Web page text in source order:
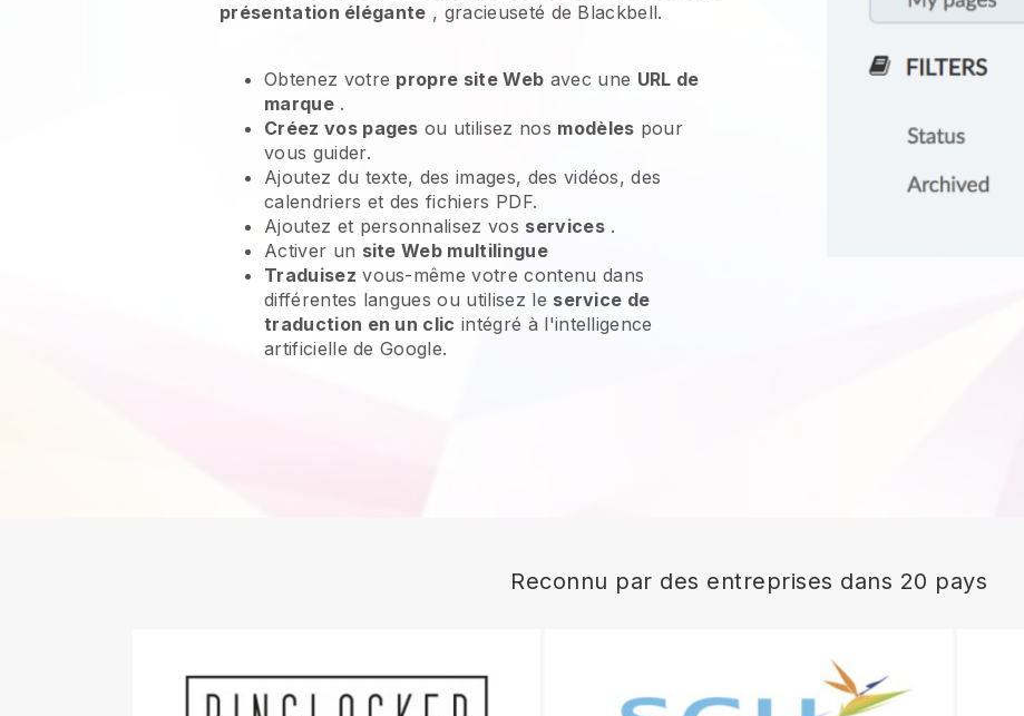
présentation élégante , gracieuseté de Blackbell.
Obtenez votre propre site Web avec une URL de
marque.
Créez vos pages ou utilisez nos modèles pour
vous guider.
Ajoutez du texte, des images, des vidéos, des
calendriers et des fichiers PDF.
Ajoutez et personnalisez vos services.
Activer un site Web multilingue
Traduisez vous-même votre contenu dans
différentes langues ou utilisez le service de
traduction en un clic intégré à l'intelligence
artificielle de Google.
Reconnu par des entreprises dans 20 pays